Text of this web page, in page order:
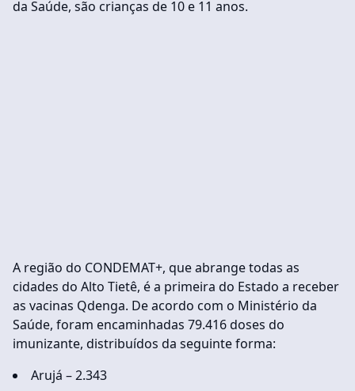
da Saúde, são crianças de 10 e 11 anos.
A região do CONDEMAT+, que abrange todas as
cidades do Alto Tietê, é a primeira do Estado a receber
as vacinas Qdenga. De acordo com o Ministério da
Saúde, foram encaminhadas 79.416 doses do
imunizante, distribuídos da seguinte forma:
Arujá – 2.343